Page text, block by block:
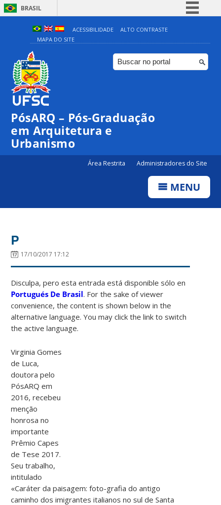
BRASIL
Simplifique!
Comunica BR
Participe
ACESSIBILIDADE
ALTO CONTRASTE
MAPA DO SITE
PósARQ – Pós-Graduação
em Arquitetura e
Urbanismo
Área Restrita Administradores do Site
MENU
P
17/10/2017 17:12
Disculpa, pero esta entrada está disponible sólo en
Portugués De Brasil. For the sake of viewer
convenience, the content is shown below in the
alternative language. You may click the link to switch
the active language.
Virginia Gomes
de Luca,
doutora pelo
PósARQ em
2016, recebeu
menção
honrosa no
importante
Prêmio Capes
de Tese 2017.
Seu trabalho,
intitulado
«Caráter da paisagem: foto-grafia do antigo
caminho dos imigrantes italianos no sul de Santa